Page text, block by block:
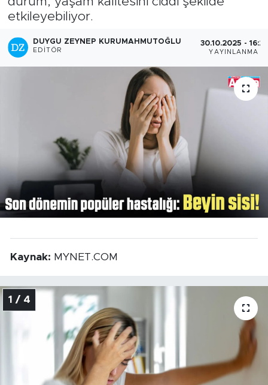
etkileyebiliyor.
DUYGU ZEYNEP KURUMAHMUTOĞLU
EDITÖR
30.10.2025 - 16:21
YAYINLANMA
Kaynak: MYNET.COM
1 / 4
Haber Arşivi